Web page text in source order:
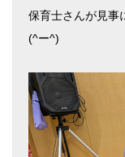
保育士さんが見事
(^ー^)